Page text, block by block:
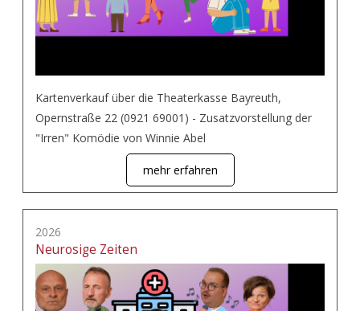
Kartenverkauf über die Theaterkasse Bayreuth,
Opernstraße 22 (0921 69001) - Zusatzvorstellung der
"Irren" Komödie von Winnie Abel
mehr erfahren
2026
Neurosige Zeiten